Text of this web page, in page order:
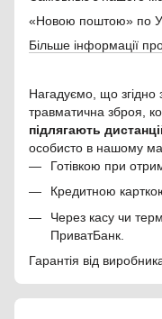
«Новою поштою» по
Більше інформації
Нагадуємо, що згідно
травматична зброя,
підлягають
особисто в нашому
Готівкою при
Кредитною
Через касу чи
ПриватБанк.
Гарантія від